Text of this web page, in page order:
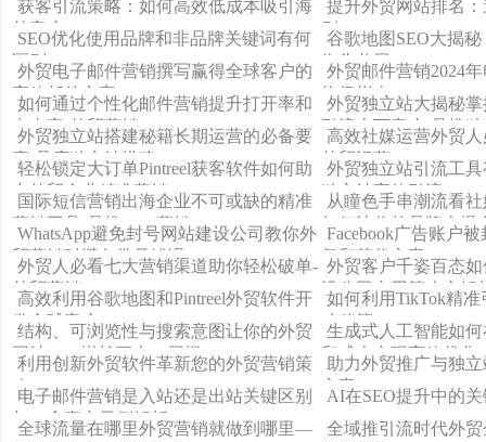
获客引流策略：如何高效低成本吸引海
外客户
提升外贸网站排名
则
SEO优化使用品牌和非品牌关键词有何
区别？
谷歌地图SEO大揭
街头巷尾！
外贸电子邮件营销撰写赢得全球客户的
高效邮件文案
外贸邮件营销2024
终极指南
如何通过个性化邮件营销提升打开率和
点击率-外贸营销
外贸独立站大揭秘
引流上万客户-品推
外贸独立站搭建秘籍长期运营的必备要
素-品店独立站搭建
高效社媒运营外贸
外贸运营
轻松锁定大订单Pintreel获客软件如何助
力外贸企业精准营销
外贸独立站引流工
独立站高效引流
国际短信营销出海企业不可或缺的精准
营销工具-品推SMS营销
从瞳色手串潮流看
如何让你的品牌火爆
WhatsApp避免封号网站建设公司教你外
贸营销时避免常见错误
Facebook广告账户
复和替代方案
外贸人必看七大营销渠道助你轻松破单-
外贸营销
外贸客户千姿百态
设公司实用策略全解
高效利用谷歌地图和Pintreel外贸软件开
发全球客户
如何利用TikTok精
功秘籍
结构、可浏览性与搜索意图让你的外贸
网站SEO增长更上一层楼
生成式人工智能如
和成本实现高效优化
利用创新外贸软件革新您的外贸营销策
略
助力外贸推广与独
方案
电子邮件营销是入站还是出站关键区别
与10个真实示例解析
AI在SEO提升中的
全球流量在哪里外贸营销就做到哪里—
全域推引流时代外